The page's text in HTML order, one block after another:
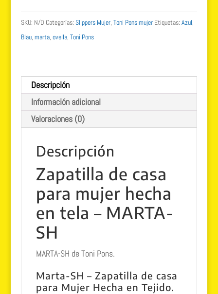
blau
cantidad
SKU: N/D Categorías: Slippers Mujer, Toni Pons mujer Etiquetas: Azul,
Blau, marta, ovella, Toni Pons
Descripción
Información adicional
Valoraciones (0)
Descripción
Zapatilla de casa
para mujer hecha
en tela – MARTA-
SH
MARTA-SH de Toni Pons.
Marta-SH – Zapatilla de casa
para Mujer Hecha en Tejido.